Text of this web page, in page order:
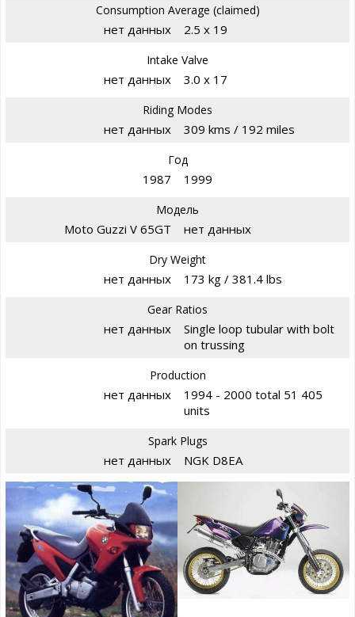
Consumption Average (claimed)
нет данных 2.5 x 19
Intake Valve
нет данных 3.0 x 17
Riding Modes
нет данных 309 kms / 192 miles
Год
1987 1999
Модель
Moto Guzzi V 65GT нет данных
Dry Weight
нет данных 173 kg / 381.4 lbs
Gear Ratios
нет данных
Single loop tubular with bolt
on trussing
Production
нет данных
1994 - 2000 total 51 405
units
Spark Plugs
нет данных NGK D8EA